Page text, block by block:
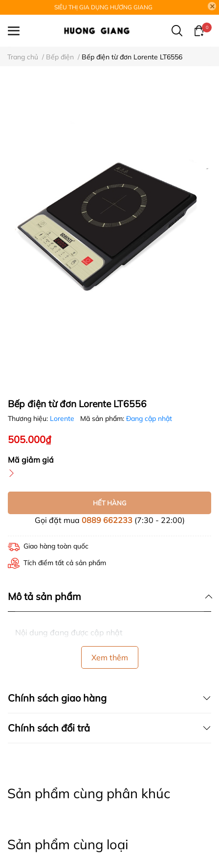
SIÊU THỊ GIA DỤNG HƯƠNG GIANG
0
Trang chủ / Bếp điện / Bếp điện từ đơn Lorente LT6556
Bếp điện từ đơn Lorente LT6556
Thương hiệu: Lorente Mã sản phẩm: Đang cập nhật
505.000₫
Mã giảm giá
HẾT HÀNG
Gọi đặt mua 0889 662233(7:30 - 22:00)
Giao hàng toàn quốc
Tích điểm tất cả sản phẩm
Mô tả sản phẩm
Nội dung đang được cập nhật
Xem thêm
Chính sách giao hàng
Chính sách đổi trả
Sản phẩm cùng phân khúc
Sản phẩm cùng loại